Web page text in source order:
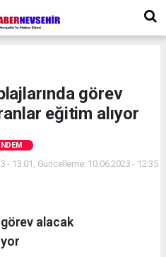
görev
eğitim alıyor
- 13:01, Güncelleme: 10.06.2023 - 12:35
alacak